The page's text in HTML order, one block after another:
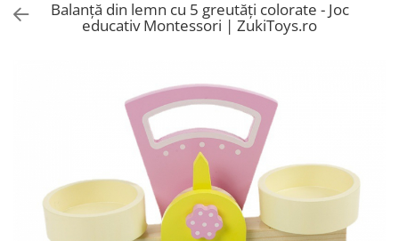
Cadouri Aniversare
Jucarii pe Varsta Copilului
0–12 luni
1–2 ani
Balanță din lemn cu 5 greutăți colorate - Joc
educativ Montessori | ZukiToys.ro